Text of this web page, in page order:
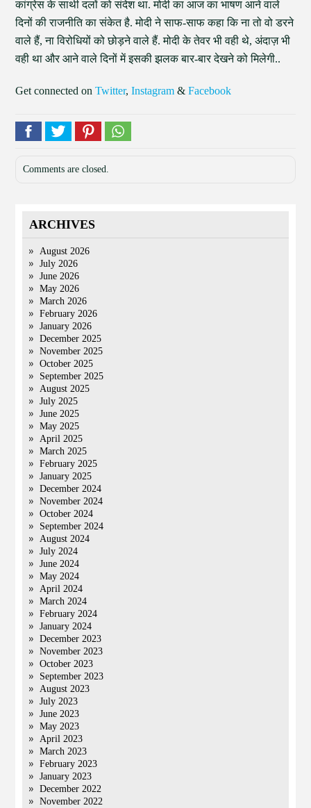
कांग्रेस के साथी दलों को संदेश था. मोदी का आज का भाषण आने वाले
दिनों की राजनीति का संकेत है. मोदी ने साफ-साफ कहा कि ना तो वो डरने
वाले हैं, ना विरोधियों को छोड़ने वाले हैं. मोदी के तेवर भी वही थे, अंदाज़ भी
वही था और आने वाले दिनों में इसकी झलक बार-बार देखने को मिलेगी..
Get connected onTwitter,Instagram &Facebook
Comments are closed.
ARCHIVES
August 2026
July 2026
June 2026
May 2026
March 2026
February 2026
January 2026
December 2025
November 2025
October 2025
September 2025
August 2025
July 2025
June 2025
May 2025
April 2025
March 2025
February 2025
January 2025
December 2024
November 2024
October 2024
September 2024
August 2024
July 2024
June 2024
May 2024
April 2024
March 2024
February 2024
January 2024
December 2023
November 2023
October 2023
September 2023
August 2023
July 2023
June 2023
May 2023
April 2023
March 2023
February 2023
January 2023
December 2022
November 2022